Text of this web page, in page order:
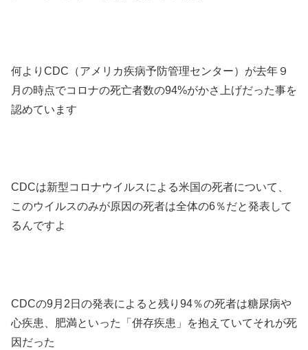
何よりCDC（アメリカ疾病予防管理センター）が去年９
月の時点でコロナの死亡者数の94%がかさ上げだった事を
認めています
CDCは新型コロナウイルスによる米国の死者について、
このウイルスのみが原因の死者は全体の6％だと発表して
るんですよ
CDCの9月2日の発表によると残り94％の死者は糖尿病や
心疾患、肥満といった「併存疾患」を抱えていてそれが死
因だった